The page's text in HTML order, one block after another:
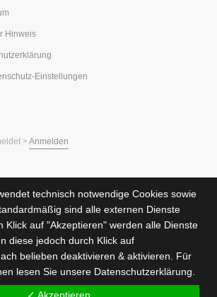
Hinweis
Einstellungen
>Anmelden
technisch notwendige Cookies sowie
sind alle externen Dienste
Klick auf "Akzeptieren" werden alle Dienste
diese jedoch durch Klick auf
belieben deaktivieren & aktivieren. Für
lesen Sie unsere Datenschutzerklärung.
✓ Akzeptieren